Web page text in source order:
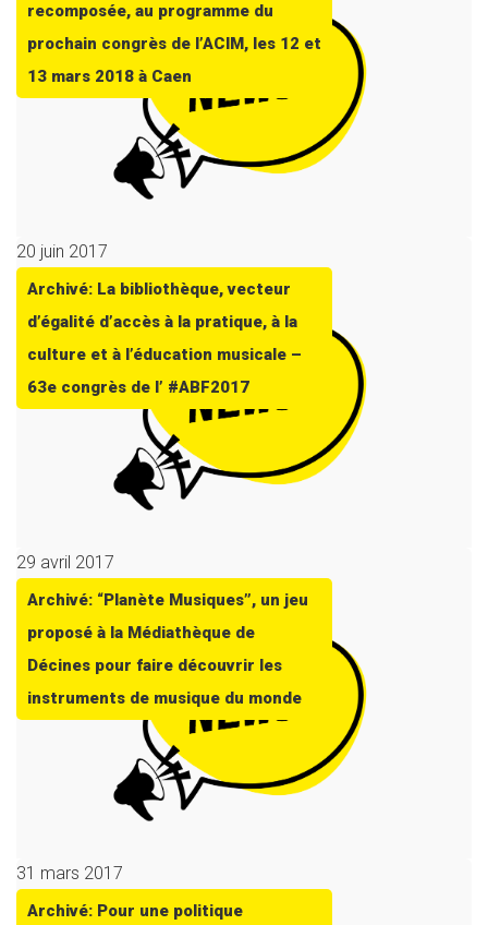
recomposée, au programme du
prochain congrès de l’ACIM, les 12 et
13 mars 2018 à Caen
20 juin 2017
Archivé: La bibliothèque, vecteur
d’égalité d’accès à la pratique, à la
culture et à l’éducation musicale –
63e congrès de l’ #ABF2017
29 avril 2017
Archivé: “Planète Musiques”, un jeu
proposé à la Médiathèque de
Décines pour faire découvrir les
instruments de musique du monde
31 mars 2017
Archivé: Pour une politique